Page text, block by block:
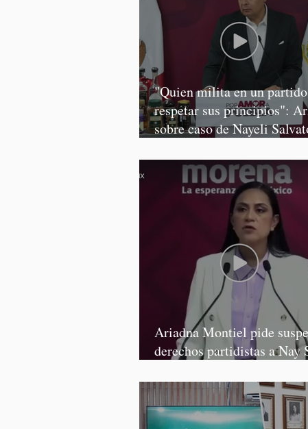
"Quien milita en un
respetar sus principios":
sobre caso de Nayeli
Ariadna Montiel pide
derechos partidistas a Nay